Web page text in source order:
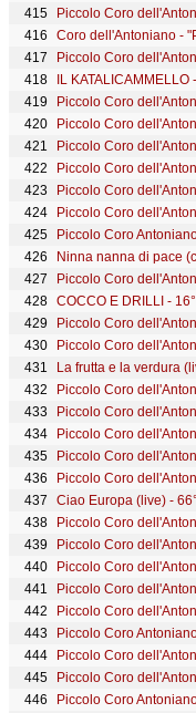
Coro dell'Antoniano -
Piccolo Coro
Piccolo Coro